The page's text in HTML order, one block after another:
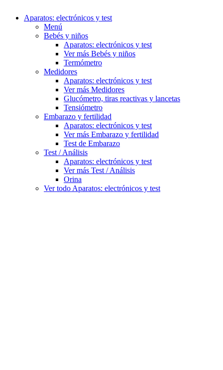
Aparatos: electrónicos y test
Menú
Bebés y niños
Aparatos: electrónicos y test
Ver más Bebés y niños
Termómetro
Medidores
Aparatos: electrónicos y test
Ver más Medidores
Glucómetro, tiras reactivas y lancetas
Tensiómetro
Embarazo y fertilidad
Aparatos: electrónicos y test
Ver más Embarazo y fertilidad
Test de Embarazo
Test / Análisis
Aparatos: electrónicos y test
Ver más Test / Análisis
Orina
Ver todo Aparatos: electrónicos y test